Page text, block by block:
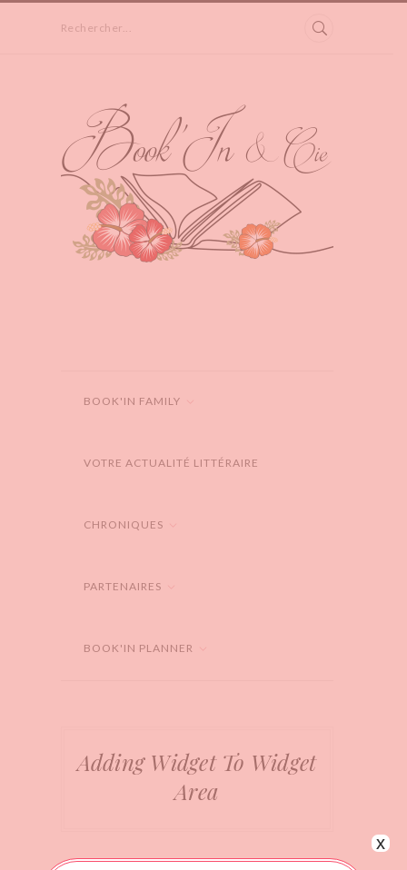
Rechercher...
BOOK'IN FAMILY
VOTRE ACTUALITÉ LITTÉRAIRE
CHRONIQUES
PARTENAIRES
BOOK'IN PLANNER
Adding Widget To Widget
Area
x